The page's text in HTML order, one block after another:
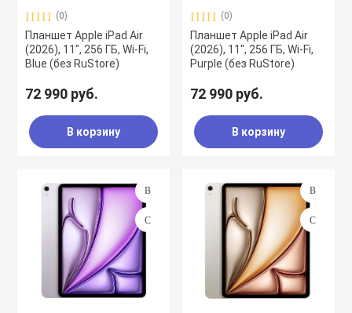
(0)
Планшет Apple iPad Air
(2026), 11", 256 ГБ, Wi-Fi,
Blue (без RuStore)
72 990 руб.
В корзину
(0)
Планшет Apple iPad Air
(2026), 11", 256 ГБ, Wi-Fi,
Purple (без RuStore)
72 990 руб.
В корзину